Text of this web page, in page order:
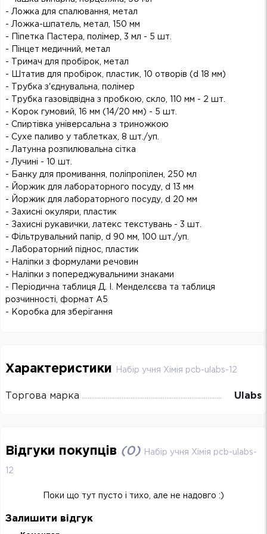
- Ложка для спалювання, метал
- Ложка-шпатель, метал, 150 мм
- Піпетка Пастера, полімер, 3 мл - 5 шт.
- Пінцет медичний, метал
- Тримач для пробірок, метал
- Штатив для пробірок, пластик, 10 отворів (d 18 мм)
- Трубка з'єднувальна, полімер
- Трубка газовідвідна з пробкою, скло, 110 мм - 2 шт.
- Корок гумовий, 16 мм (14/20 мм) - 5 шт.
- Спиртівка універсальна з триножкою
- Сухе паливо у таблетках, 8 шт./уп.
- Латунна розпилювальна сітка
- Лучині - 10 шт.
- Банку для промивання, поліпропілен, 250 мл
- Йоржик для лабораторного посуду, d 13 мм
- Йоржик для лабораторного посуду, d 20 мм
- Захисні окуляри, пластик
- Захисні рукавички, латекс текстувань - 3 шт.
- Фільтрувальний папір, d 90 мм, 100 шт./уп.
- Лабораторний піднос, пластик
- Наліпки з формулами речовин
- Наліпки з попереджувальними знаками
- Періодична таблиця Д. І. Менделєєва та таблиця
розчинності, формат A5
- Коробка для зберігання
Характеристики Набір учня Хімія pcb-ulabs-12
Торгова марка Ulabs
Відгуки покупців (0) Набір учня Хімія pcb-ulabs-
12
Поки що тут пусто і тихо, але не надовго :)
Залишити відгук